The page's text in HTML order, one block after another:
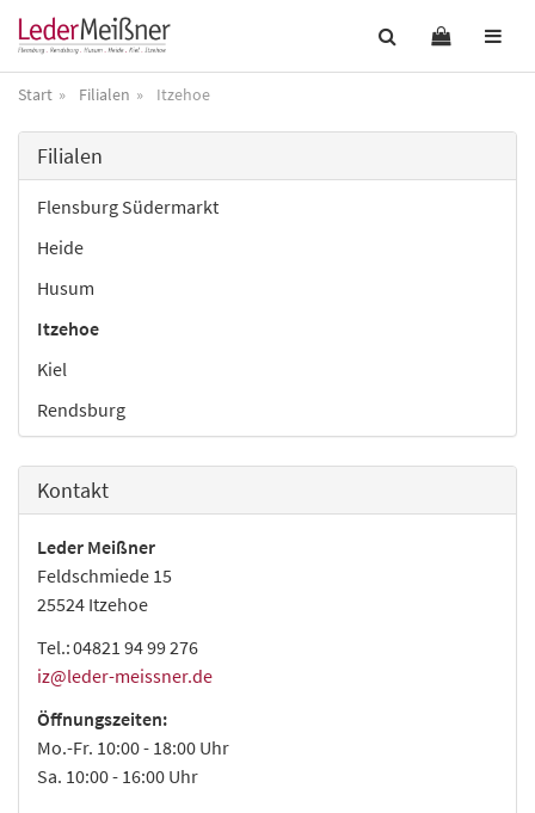
Start Filialen Itzehoe
Filialen
Flensburg Südermarkt
Heide
Husum
Itzehoe
Kiel
Rendsburg
Kontakt
Leder Meißner
Feldschmiede 15
25524 Itzehoe
Tel.:04821 94 99 276
iz@leder-meissner.de
Öffnungszeiten:
Mo.-Fr. 10:00 - 18:00 Uhr
Sa. 10:00 - 16:00 Uhr